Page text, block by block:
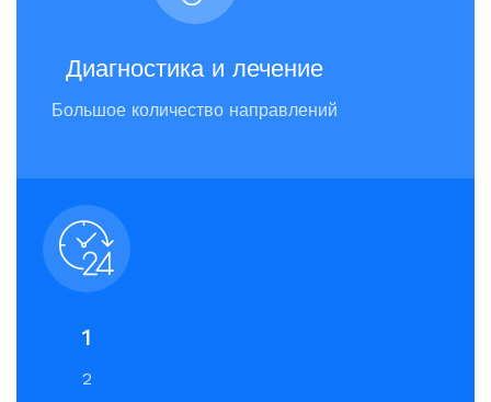
Диагностика и лечение
Большое количество направлений
1
2